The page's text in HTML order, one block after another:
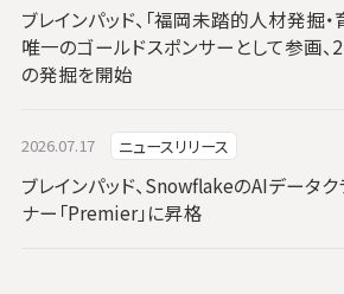
ブレインパッド、「福岡未踏的人材発掘・
唯一のゴールドスポンサーとして参画
の発掘を開始
2026.07.17 ニュースリリース
ブレインパッド、SnowflakeのAIデータ
ナー「Premier」に昇格